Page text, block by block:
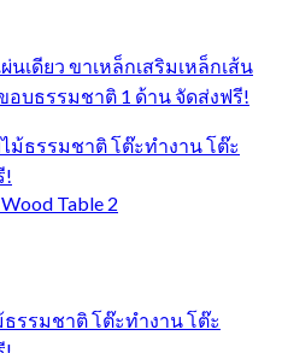
นเดียว ขาเหล็กเสริมเหล็กเส้น
บธรรมชาติ 1 ด้าน จัดส่งฟรี!
รรมชาติ โต๊ะทำงาน โต๊ะ